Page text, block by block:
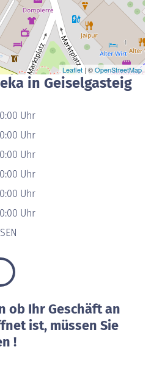
Leaflet | ©OpenStreetMap
in Geiselgasteig
Uhr
Uhr
Uhr
Uhr
Uhr
Uhr
ob Ihr Geschäft an
ist, müssen Sie
!